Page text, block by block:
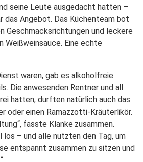
seine Leute ausgedacht hatten –
das Angebot. Das Küchenteam bot
Geschmacksrichtungen und leckere
Weißweinsauce. Eine echte
waren, gab es alkoholfreie
Die anwesenden Rentner und all
hatten, durften natürlich auch das
oder einen Ramazzotti-Kräuterlikör.
fasste Klanke zusammen.
los – und alle nutzten den Tag, um
entspannt zusammen zu sitzen und